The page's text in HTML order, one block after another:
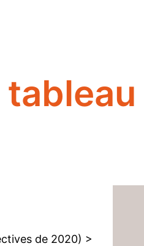
de 2020) >